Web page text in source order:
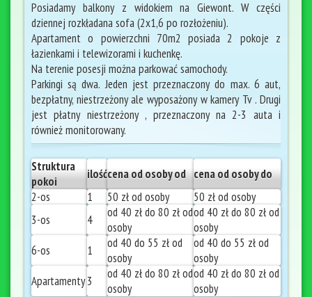
Posiadamy balkony z widokiem na Giewont. W części
dziennej rozkładana sofa (2x1,6 po rozłożeniu).
Apartament o powierzchni 70m2 posiada 2 pokoje z
łazienkami i telewizorami i kuchenkę.
Na terenie posesji można parkować samochody.
Parkingi są dwa. Jeden jest przeznaczony do max. 6 aut,
bezpłatny, niestrzeżony ale wyposażony w kamery Tv . Drugi
jest płatny niestrzeżony , przeznaczony na 2-3 auta i
również monitorowany.
Struktura
pokoi
ilośćcena od osoby od cena od osoby do
2-os
1 50 zł od osoby
50 zł od osoby
3-os
4
od 40 zł do 80 zł od
osoby
od 40 zł do 80 zł od
osoby
6-os
1
od 40 do 55 zł od
osoby
od 40 do 55 zł od
osoby
Apartamenty3
od 40 zł do 80 zł od
osoby
od 40 zł do 80 zł od
osoby